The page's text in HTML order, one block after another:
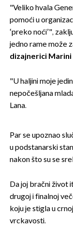
"Veliko hvala
pomoći u
‘preko noći’",
jedno rame može
dizajnerici
"U haljini moje
nepočešljana
Lana.
Par se upoznao
u podstanarski
nakon što su se
Da joj bračni život
drugoj i finalnoj
koju je stigla u
vrckavosti.